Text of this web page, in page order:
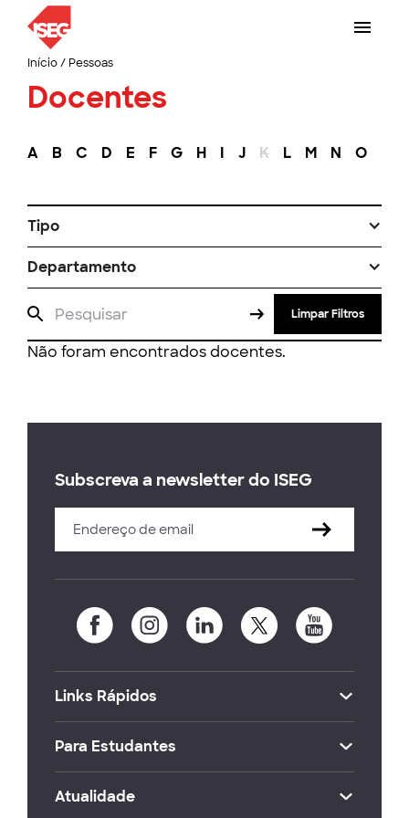
Início/ Pessoas
Docentes
A B C D E F G H I J K L M N O
Tipo
Departamento
Limpar Filtros
Não foram encontrados docentes.
Subscreva a newsletter do ISEG
Links Rápidos
Para Estudantes
Atualidade